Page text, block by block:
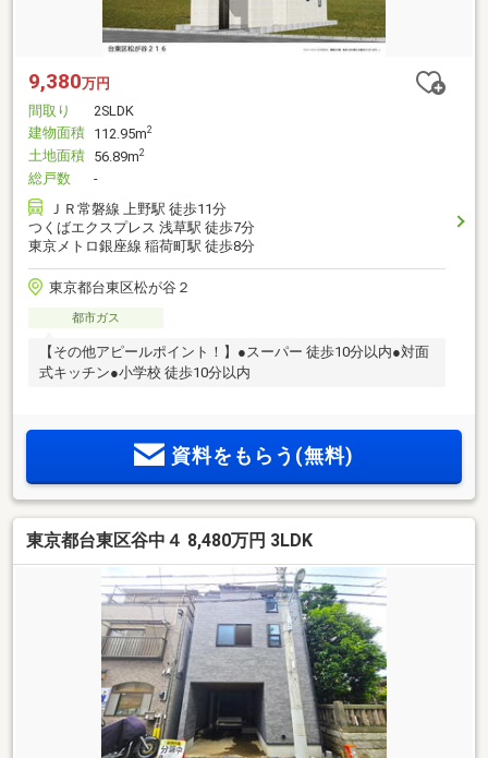
9,380万円
間取り
2SLDK
建物面積 112.95m2
土地面積 56.89m2
総戸数
-
ＪＲ常磐線 上野駅 徒歩11分
つくばエクスプレス 浅草駅 徒歩7分
東京メトロ銀座線 稲荷町駅 徒歩8分
東京都台東区松が谷２
都市ガス
【その他アピールポイント！】●スーパー 徒歩10分以内●対面
式キッチン●小学校 徒歩10分以内
資料をもらう(無料)
東京都台東区谷中４ 8,480万円 3LDK